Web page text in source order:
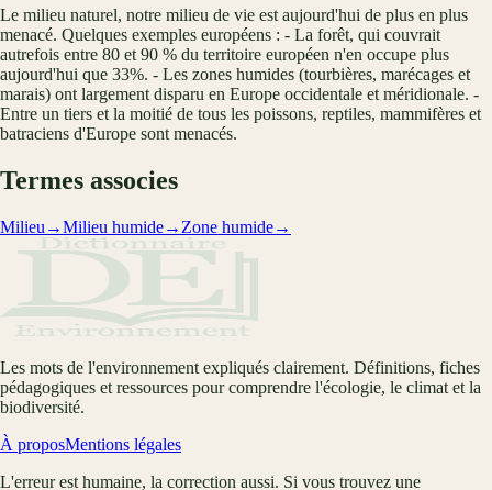
Le milieu naturel, notre milieu de vie est aujourd'hui de plus en plus
menacé. Quelques exemples européens : - La forêt, qui couvrait
autrefois entre 80 et 90 % du territoire européen n'en occupe plus
aujourd'hui que 33%. - Les zones humides (tourbières, marécages et
marais) ont largement disparu en Europe occidentale et méridionale. -
Entre un tiers et la moitié de tous les poissons, reptiles, mammifères et
batraciens d'Europe sont menacés.
Termes associes
Milieu →Milieu humide→ Zone humide→
Les mots de l'environnement expliqués clairement. Définitions, fiches
pédagogiques et ressources pour comprendre l'écologie, le climat et la
biodiversité.
À proposMentions légales
L'erreur est humaine, la correction aussi. Si vous trouvez une